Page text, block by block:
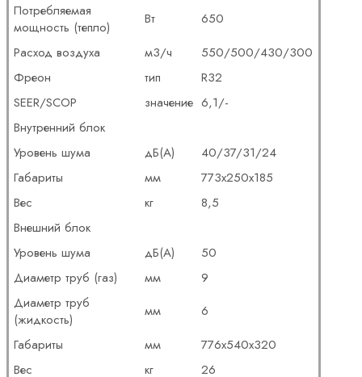
Потребляемая
мощность (тепло)
Вт
650
Расход воздуха
м3/ч
550/500/430/300
Фреон
тип
R32
SEER/SCOP
значение 6,1/-
Внутренний блок
Уровень шума
дБ(А)
40/37/31/24
Габариты
мм
773x250x185
Вес
кг
8,5
Внешний блок
Уровень шума
дБ(А)
50
Диаметр труб (газ)
мм
9
Диаметр труб
(жидкость)
мм
6
Габариты
мм
776x540x320
Вес
кг 26